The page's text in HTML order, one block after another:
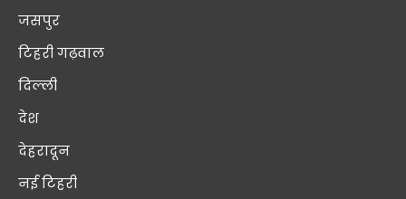
जसपुर
टिहरी गढ़वाल
दिल्ली
देश
देहरादून
नई टिहरी